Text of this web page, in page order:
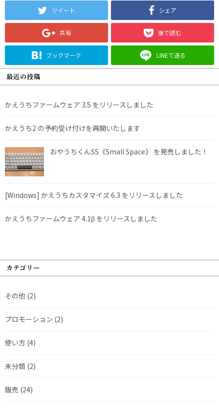
ツイート シェア
共有 後で読む
ブックマーク LINEで送る
最近の投稿
かえうちファームウェア 3.5 をリリースしました
かえうち2 の予約受け付けを再開いたします
おやうちくんSS《Small Space》 を発売しました！
[Windows] かえうちカスタマイズ 6.3 をリリースしました
かえうちファームウェア 4.1β をリリースしました
カテゴリー
その他 (2)
プロモーション (2)
使い方 (4)
未分類 (2)
販売 (24)